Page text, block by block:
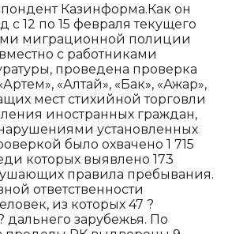
Казинформа.Как он
с 12 по 15 февраля текущего
миграционной полиции
с работниками
проведена проверка
«Алтай», «Бак», «Ажар»,
мест стихийной торговли
иностранных граждан,
установленных
было охвачено 1 715
которых выявлено 173
правила пребывания.
ответственности
из которых 47 ?
дальнего зарубежья. По